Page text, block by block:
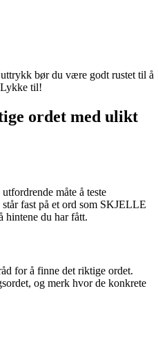
bør du være godt rustet til å
til!
ordet med ulikt
måte å teste
fast på et ord som SKJELLE
du har fått.
for å finne det riktige ordet.
og merk hvor de konkrete